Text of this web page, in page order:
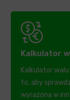
Kalkulator
Kalkulator
to, aby
wyrażona w